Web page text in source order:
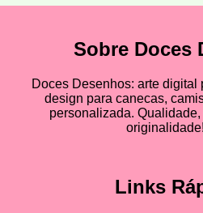
Sobre Doces
Doces Desenhos: arte digital
design para canecas,
personalizada.
originalidade!
Links